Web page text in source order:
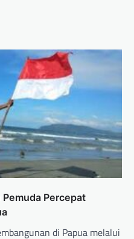
Percepat
di Papua melalui